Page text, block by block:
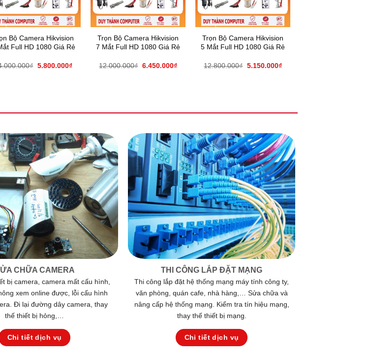
Bộ Camera Hikvision
Full HD 1080 Giá Rẻ
₫ 5.800.000₫
Trọn Bộ Camera Hikvision
7 Mắt Full HD 1080 Giá Rẻ
12.000.000₫ 6.450.000₫
Trọn Bộ Camera Hikvision
5 Mắt Full HD 1080 Giá Rẻ
12.800.000₫ 5.150.000₫
CHỮA CAMERA
bị camera, camera mất cấu hình,
xem online được, lỗi cấu hình
Đi lại đường dây camera, thay
thế thiết bị hỏng,…
Chi tiết dịch vụ
THI CÔNG LẮP ĐẶT MẠNG
Thi công lắp đặt hệ thống mạng máy tính công ty,
văn phòng, quán cafe, nhà hàng,… Sửa chữa và
nâng cấp hệ thống mạng. Kiểm tra tín hiệu mạng,
thay thế thiết bị mạng.
Chi tiết dịch vụ